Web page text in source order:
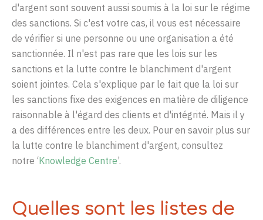
d'argent sont souvent aussi soumis à la loi sur le régime
des sanctions. Si c'est votre cas, il vous est nécessaire
de vérifier si une personne ou une organisation a été
sanctionnée. Il n'est pas rare que les lois sur les
sanctions et la lutte contre le blanchiment d'argent
soient jointes. Cela s'explique par le fait que la loi sur
les sanctions fixe des exigences en matière de diligence
raisonnable à l'égard des clients et d'intégrité. Mais il y
a des différences entre les deux. Pour en savoir plus sur
la lutte contre le blanchiment d'argent, consultez
notre ‘Knowledge Centre’.
Quelles sont les listes de